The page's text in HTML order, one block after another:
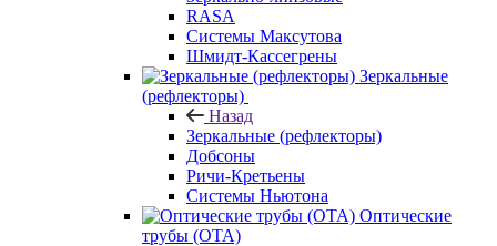
RASA
Системы Максутова
Шмидт-Кассегрены
Зеркальные
(рефлекторы)
Назад
Зеркальные (рефлекторы)
Добсоны
Ричи-Кретьены
Системы Ньютона
Оптические
трубы (OTA)